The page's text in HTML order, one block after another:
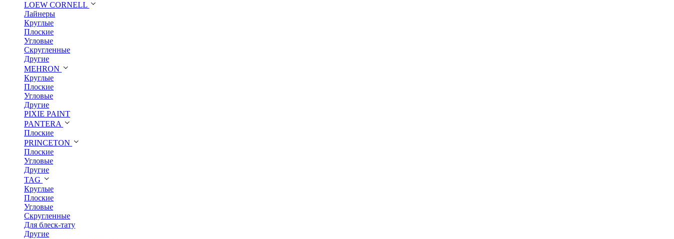
LOEW CORNELL
Лайнеры
Круглые
Плоские
Угловые
Скругленные
Другие
MEHRON
Круглые
Плоские
Угловые
Другие
PIXIE PAINT
PANTERA
Плоские
PRINCETON
Плоские
Угловые
Другие
TAG
Круглые
Плоские
Угловые
Скругленные
Для блеск-тату
Другие